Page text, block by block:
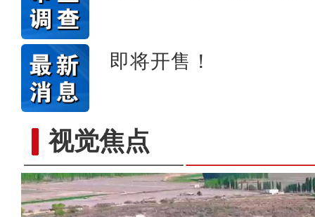
即将开售！
视觉焦点
标题：新“食”尚！“小份